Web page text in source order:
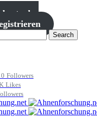
Search
Followers
Likes